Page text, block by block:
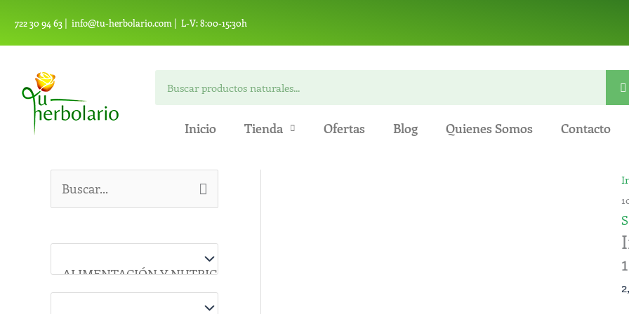
contenido
722 30 94 63 | info@tu-herbolario.com | L-V: 8:00-15:30h
Inicio Tienda Ofertas Blog Quienes Somos Contacto
s
a